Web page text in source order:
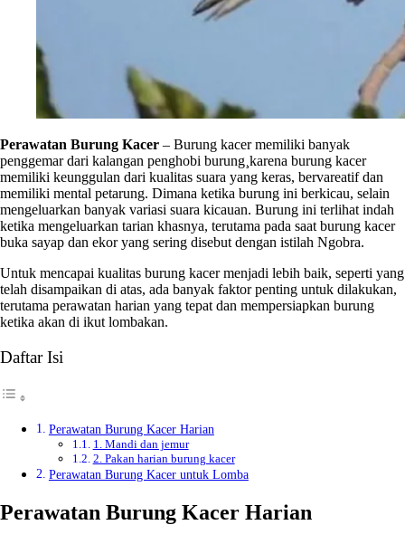
Perawatan Burung Kacer – Burung kacer memiliki banyak
penggemar dari kalangan penghobi burung¸karena burung kacer
memiliki keunggulan dari kualitas suara yang keras, bervareatif dan
memiliki mental petarung. Dimana ketika burung ini berkicau, selain
mengeluarkan banyak variasi suara kicauan. Burung ini terlihat indah
ketika mengeluarkan tarian khasnya, terutama pada saat burung kacer
buka sayap dan ekor yang sering disebut dengan istilah Ngobra.
Untuk mencapai kualitas burung kacer menjadi lebih baik, seperti yang
telah disampaikan di atas, ada banyak faktor penting untuk dilakukan,
terutama perawatan harian yang tepat dan mempersiapkan burung
ketika akan di ikut lombakan.
Daftar Isi
Perawatan Burung Kacer Harian
1. Mandi dan jemur
2. Pakan harian burung kacer
Perawatan Burung Kacer untuk Lomba
Perawatan Burung Kacer Harian